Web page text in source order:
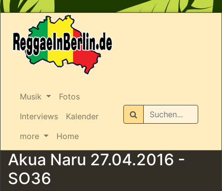
Musik
Fotos
Interviews
Kalender
more
Home
Suchen
Akua Naru 27.04.2016 -
SO36